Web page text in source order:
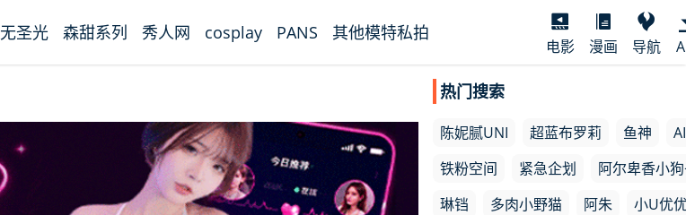
圣光 森甜系列 秀人网 cosplay PANS 其他模特私拍
电影 漫画 导航
热门搜索
陈妮腻UNI 超蓝布罗莉 鱼神
AI
铁粉空间
紧急企划
阿尔卑香小
琳铛
多肉小野猫 阿朱
小U优